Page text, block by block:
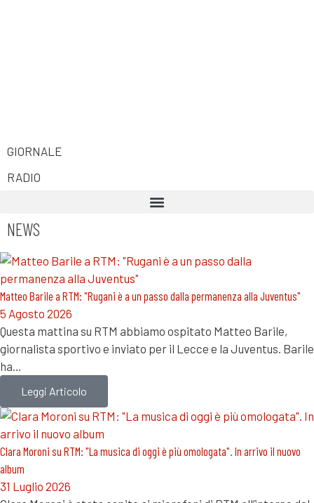
GIORNALE
RADIO
NEWS
Matteo Barile a RTM: "Rugani è a un passo dalla permanenza alla Juventus"
5 Agosto 2026
Questa mattina su RTM abbiamo ospitato Matteo Barile,
giornalista sportivo e inviato per il Lecce e la Juventus. Barile
ha…
Leggi Articolo
Clara Moroni su RTM: "La musica di oggi è più omologata". In arrivo il nuovo
album
31 Luglio 2026